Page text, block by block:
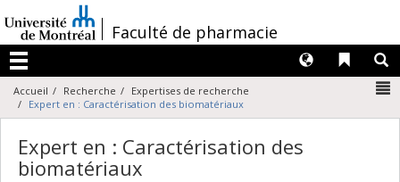
au
contenu
/Faculté de pharmacie
Menu
Liens
Langues
Accueil Recherche
Expertises de recherche
Expert en : Caractérisation des biomatériaux
Expert en : Caractérisation des
biomatériaux